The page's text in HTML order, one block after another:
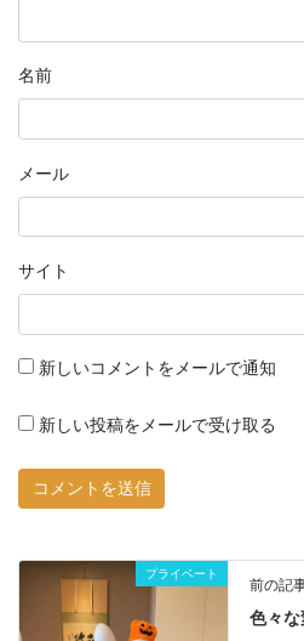
名前
メール
サイト
新しいコメントをメールで通知
新しい投稿をメールで受け取る
プライベート
前の記
色々